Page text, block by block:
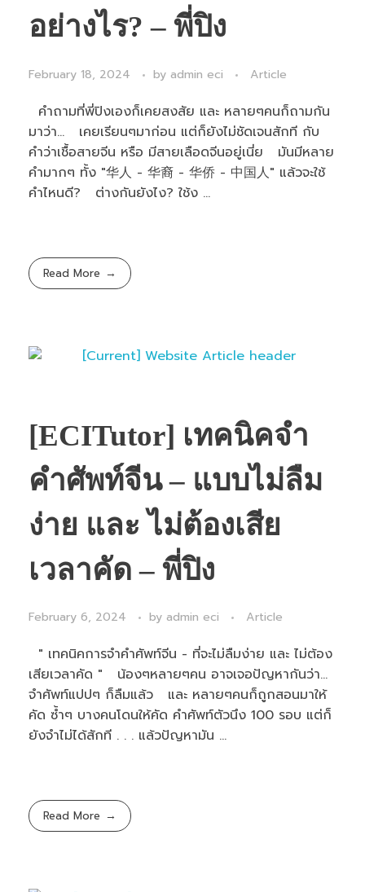
อย่างไร? – พี่ปิง
February 18, 2024 by admin eci Article
คำถามที่พี่ปิงเองก็เคยสงสัย และ หลายๆคนก็ถามกัน
มาว่า... เคยเรียนๆมาก่อน แต่ก็ยังไม่ชัดเจนสักที กับ
คำว่าเชื้อสายจีน หรือ มีสายเลือดจีนอยู่เนี่ย มันมีหลาย
คำมากๆ ทั้ง "华人 - 华裔 - 华侨 - 中国人" แล้วจะใช้
คำไหนดี? ต่างกันยังไง? ใช้ง ...
Read More
[ECITutor] เทคนิคจำ
คำศัพท์จีน – แบบไม่ลืม
ง่าย และ ไม่ต้องเสีย
เวลาคัด – พี่ปิง
February 6, 2024 by admin eci Article
" เทคนิคการจำคำศัพท์จีน - ที่จะไม่ลืมง่าย และ ไม่ต้อง
เสียเวลาคัด " น้องๆหลายๆคน อาจเจอปัญหากันว่า...
จำศัพท์แปปๆ ก็ลืมแล้ว และ หลายๆคนก็ถูกสอนมาให้
คัด ซ้ำๆ บางคนโดนให้คัด คำศัพท์ตัวนึง 100 รอบ แต่ก็
ยังจำไม่ได้สักที . . . แล้วปัญหามัน ...
Read More